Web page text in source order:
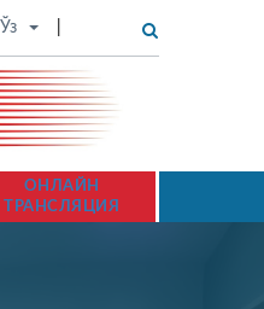
Ўз
ОНЛАЙН
ТРАНСЛЯЦИЯ